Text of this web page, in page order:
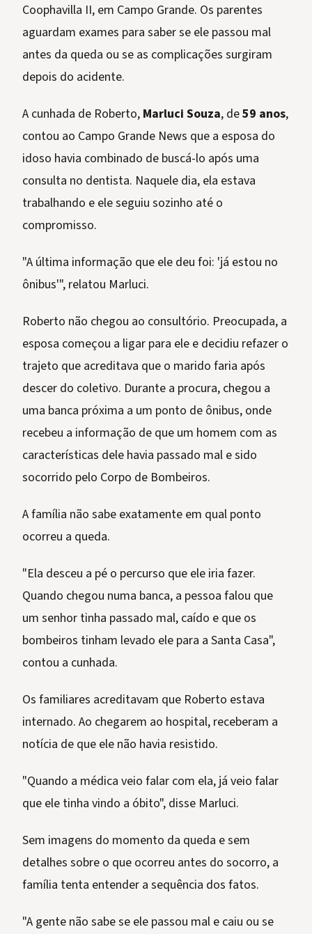
Coophavilla II, em Campo Grande. Os parentes
aguardam exames para saber se ele passou mal
antes da queda ou se as complicações surgiram
depois do acidente.
A cunhada de Roberto, Marluci Souza, de59 anos,
contou ao Campo Grande News que a esposa do
idoso havia combinado de buscá-lo após uma
consulta no dentista. Naquele dia, ela estava
trabalhando e ele seguiu sozinho até o
compromisso.
"A última informação que ele deu foi: 'já estou no
ônibus'", relatou Marluci.
Roberto não chegou ao consultório. Preocupada, a
esposa começou a ligar para ele e decidiu refazer o
trajeto que acreditava que o marido faria após
descer do coletivo. Durante a procura, chegou a
uma banca próxima a um ponto de ônibus, onde
recebeu a informação de que um homem com as
características dele havia passado mal e sido
socorrido pelo Corpo de Bombeiros.
A família não sabe exatamente em qual ponto
ocorreu a queda.
"Ela desceu a pé o percurso que ele iria fazer.
Quando chegou numa banca, a pessoa falou que
um senhor tinha passado mal, caído e que os
bombeiros tinham levado ele para a Santa Casa",
contou a cunhada.
Os familiares acreditavam que Roberto estava
internado. Ao chegarem ao hospital, receberam a
notícia de que ele não havia resistido.
"Quando a médica veio falar com ela, já veio falar
que ele tinha vindo a óbito", disse Marluci.
Sem imagens do momento da queda e sem
detalhes sobre o que ocorreu antes do socorro, a
família tenta entender a sequência dos fatos.
"A gente não sabe se ele passou mal e caiu ou se